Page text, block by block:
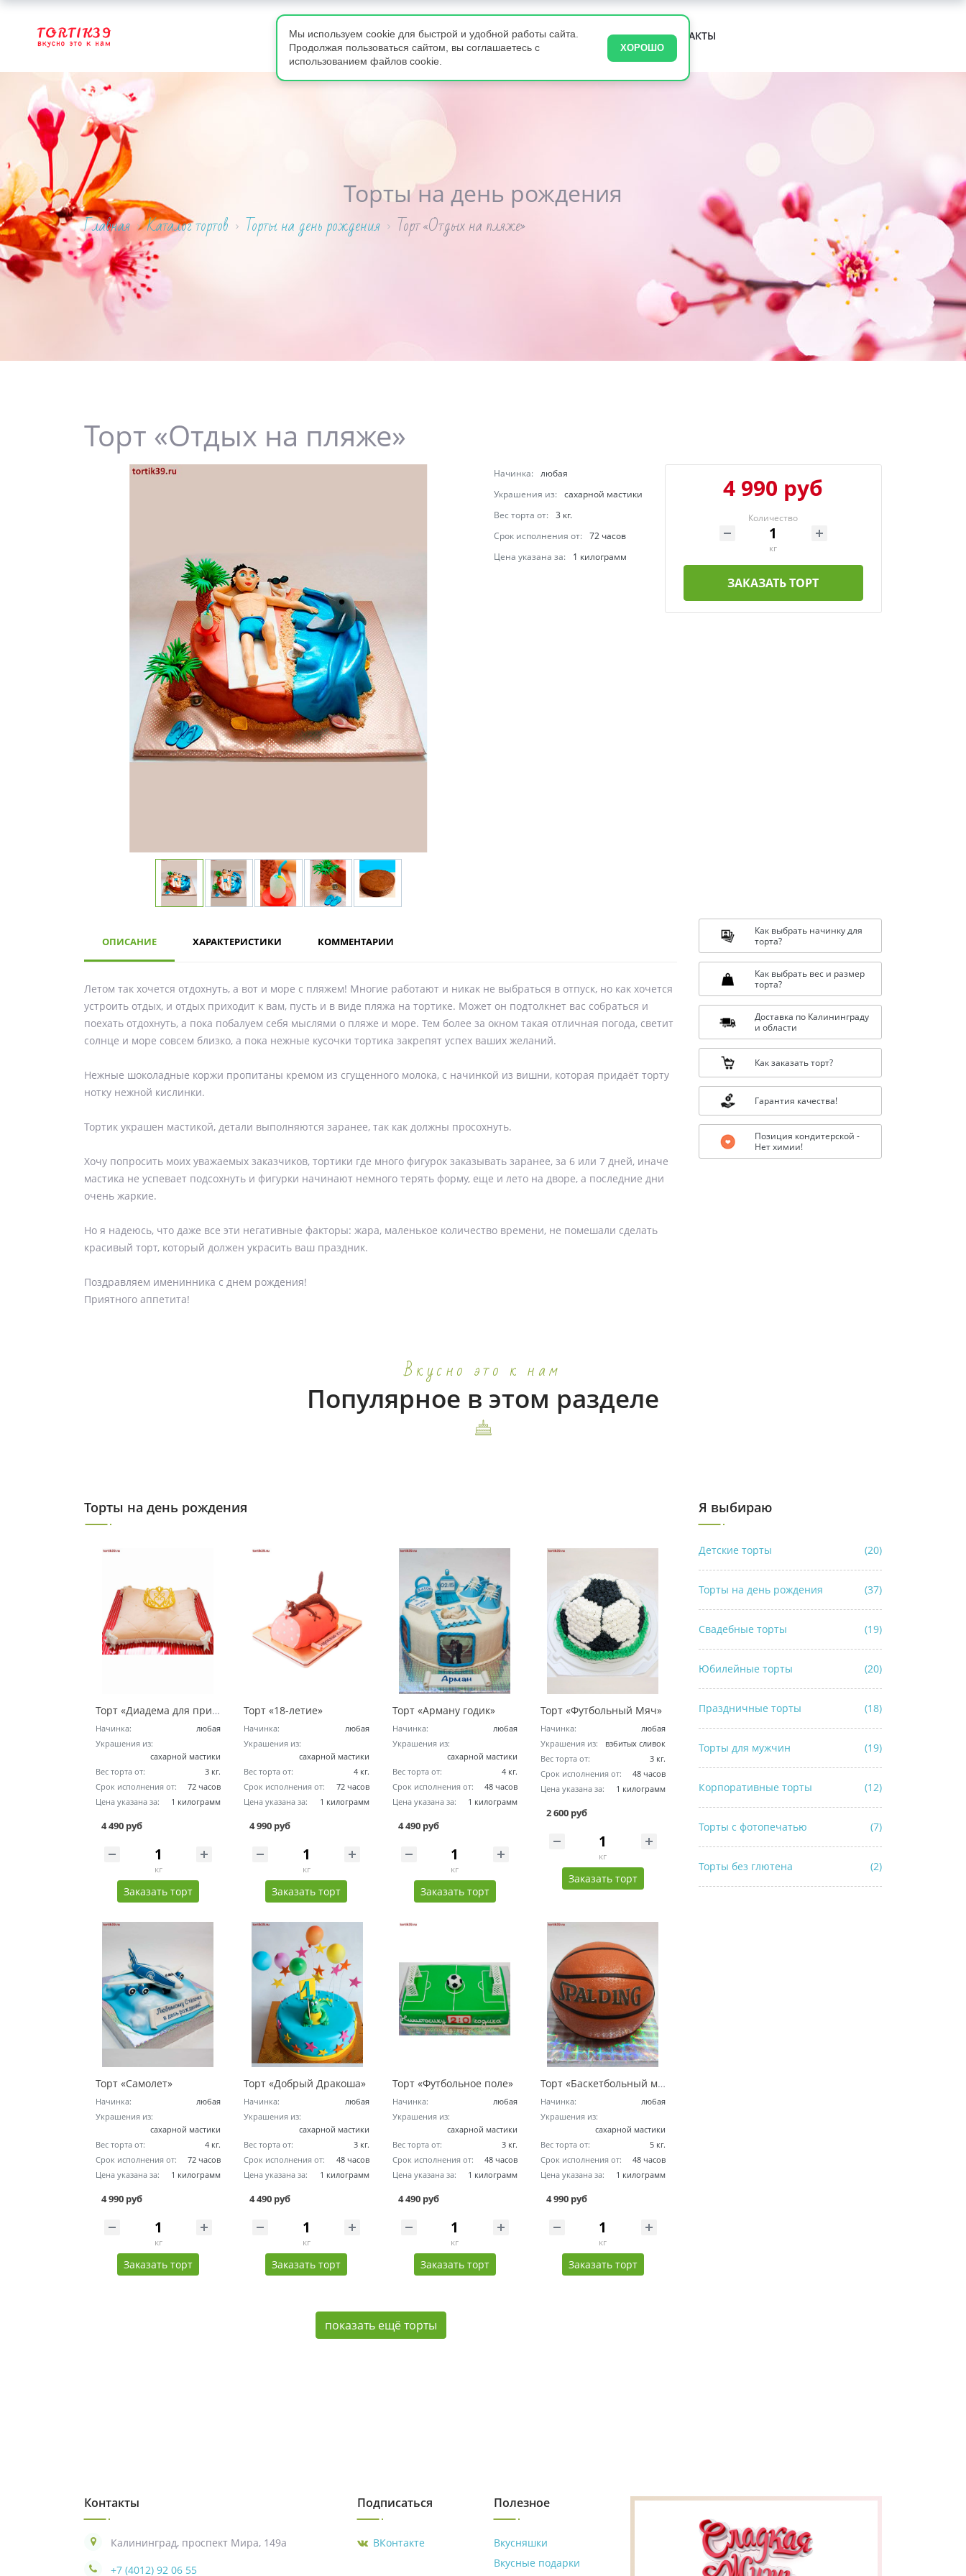
ВКУСНЯШКИ ПИРОГИ ТОРТЫ НА ЗАКАЗ КОНДИТЕРАМ КОНТАКТЫ
Торты на день рождения
Главная Каталог тортов Торты на день рождения Торт «Отдых на пляже»
Торт «Отдых на пляже»
Начинка: любая
Украшения из: сахарной мастики
Вес торта от: 3 кг.
Срок исполнения от: 72 часов
Цена указана за:
1 килограмм
4 990 руб
Количество
кг
ЗАКАЗАТЬ ТОРТ
ОПИСАНИЕ ХАРАКТЕРИСТИКИ КОММЕНТАРИИ
Летом так хочется отдохнуть, а вот и море с пляжем! Многие работают и никак не выбраться в отпуск, но как хочется
устроить отдых, и отдых приходит к вам, пусть и в виде пляжа на тортике. Может он подтолкнет вас собраться и
поехать отдохнуть, а пока побалуем себя мыслями о пляже и море. Тем более за окном такая отличная погода, светит
солнце и море совсем близко, а пока нежные кусочки тортика закрепят успех ваших желаний.
Нежные шоколадные коржи пропитаны кремом из сгущенного молока, с начинкой из вишни, которая придаёт торту
нотку нежной кислинки.
Тортик украшен мастикой, детали выполняются заранее, так как должны просохнуть.
Хочу попросить моих уважаемых заказчиков, тортики где много фигурок заказывать заранее, за 6 или 7 дней, иначе
мастика не успевает подсохнуть и фигурки начинают немного терять форму, еще и лето на дворе, а последние дни
очень жаркие.
Но я надеюсь, что даже все эти негативные факторы: жара, маленькое количество времени, не помешали сделать
красивый торт, который должен украсить ваш праздник.
Поздравляем именинника с днем рождения!
Приятного аппетита!
Как выбрать начинку для
торта?
Как выбрать вес и размер
торта?
Доставка по Калининграду
и области
Как заказать торт?
Гарантия качества!
Позиция кондитерской -
Нет химии!
Вкусно это к нам
Популярное в этом разделе
Торты на день рождения
Торт «Диадема для принцессы»
Начинка:
любая
Украшения из:
сахарной мастики
Вес торта от:
3 кг.
Срок исполнения от:
72 часов
Цена указана за:
1 килограмм
4 490 руб
кг
Заказать торт
Торт «18-летие»
Начинка:
любая
Украшения из:
сахарной мастики
Вес торта от:
4 кг.
Срок исполнения от:
72 часов
Цена указана за:
1 килограмм
4 990 руб
кг
Заказать торт
Торт «Арману годик»
Начинка:
любая
Украшения из:
сахарной мастики
Вес торта от:
4 кг.
Срок исполнения от:
48 часов
Цена указана за:
1 килограмм
4 490 руб
кг
Заказать торт
Торт «Футбольный Мяч»
Начинка:
любая
Украшения из:
взбитых сливок
Вес торта от:
3 кг.
Срок исполнения от:
48 часов
Цена указана за:
1 килограмм
2 600 руб
кг
Заказать торт
Торт «Самолет»
Начинка:
любая
Украшения из:
сахарной мастики
Вес торта от:
4 кг.
Срок исполнения от:
72 часов
Цена указана за:
1 килограмм
4 990 руб
кг
Заказать торт
Торт «Добрый Дракоша»
Начинка:
любая
Украшения из:
сахарной мастики
Вес торта от:
3 кг.
Срок исполнения от:
48 часов
Цена указана за:
1 килограмм
4 490 руб
кг
Заказать торт
Торт «Футбольное поле»
Начинка:
любая
Украшения из:
сахарной мастики
Вес торта от:
3 кг.
Срок исполнения от:
48 часов
Цена указана за:
1 килограмм
4 490 руб
кг
Заказать торт
Торт «Баскетбольный мяч»
Начинка:
любая
Украшения из:
сахарной мастики
Вес торта от:
5 кг.
Срок исполнения от:
48 часов
Цена указана за:
1 килограмм
4 990 руб
кг
Заказать торт
показать ещё торты
Я выбираю
Детские торты (20)
Торты на день рождения (37)
Свадебные торты (19)
Юбилейные торты (20)
Праздничные торты (18)
Торты для мужчин (19)
Корпоративные торты (12)
Торты с фотопечатью (7)
Торты без глютена (2)
Контакты
Калининград, проспект Мира, 149а
+7 (4012) 92 06 55
Подписаться
ВКонтакте
Полезное
Вкусняшки
Вкусные подарки
Мы используем cookie для быстрой и удобной работы сайта.
Продолжая пользоваться сайтом, вы соглашаетесь с
использованием файлов cookie.
ХОРОШО